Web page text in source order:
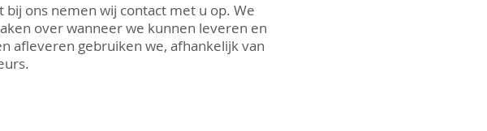
ons nemen wij contact met u op. We
over wanneer we kunnen leveren en
afleveren gebruiken we, afhankelijk van